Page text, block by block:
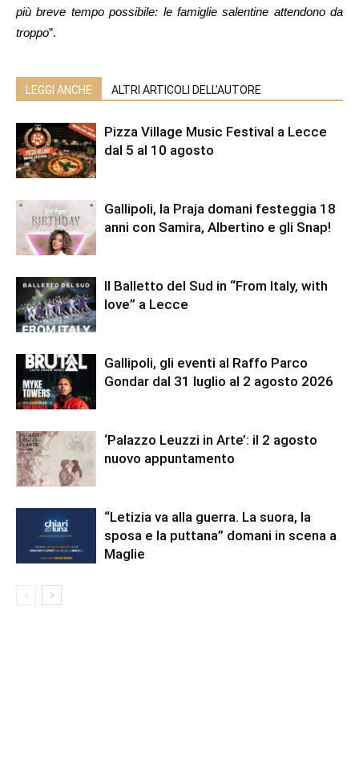
più breve tempo possibile: le famiglie salentine attendono da
troppo”.
LEGGI ANCHE ALTRI ARTICOLI DELL'AUTORE
Pizza Village Music Festival a Lecce
dal 5 al 10 agosto
Gallipoli, la Praja domani festeggia 18
anni con Samira, Albertino e gli Snap!
Il Balletto del Sud in “From Italy, with
love” a Lecce
Gallipoli, gli eventi al Raffo Parco
Gondar dal 31 luglio al 2 agosto 2026
‘Palazzo Leuzzi in Arte’: il 2 agosto
nuovo appuntamento
“Letizia va alla guerra. La suora, la
sposa e la puttana” domani in scena a
Maglie